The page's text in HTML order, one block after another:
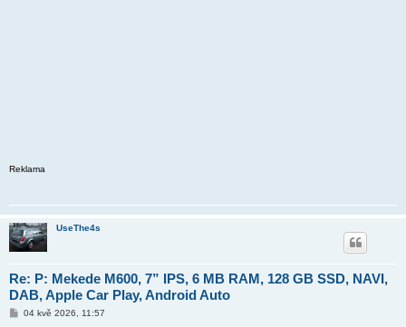
Reklama
UseThe4s
Re: P: Mekede M600, 7” IPS, 6 MB RAM, 128 GB SSD, NAVI,
DAB, Apple Car Play, Android Auto
P04 kvě 2026, 11:57